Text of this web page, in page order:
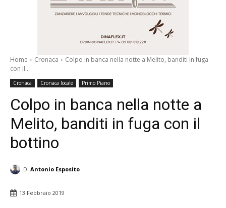
Home Cronaca
Colpo in banca nella notte a Melito, banditi in fuga
con il...
Cronaca Cronaca locale Primo Piano
Colpo in banca nella notte a
Melito, banditi in fuga con il
bottino
Di Antonio Esposito
13 Febbraio 2019